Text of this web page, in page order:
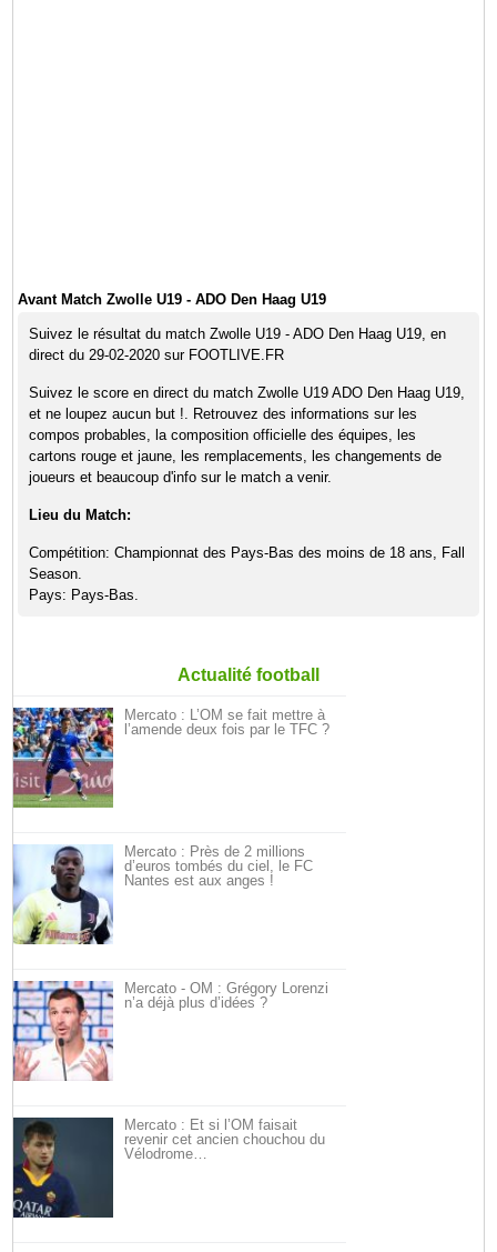
Avant Match Zwolle U19 - ADO Den Haag U19
Suivez le résultat du match Zwolle U19 - ADO Den Haag U19, en
direct du 29-02-2020 sur FOOTLIVE.FR
Suivez le score en direct du match Zwolle U19 ADO Den Haag U19,
et ne loupez aucun but !. Retrouvez des informations sur les
compos probables, la composition officielle des équipes, les
cartons rouge et jaune, les remplacements, les changements de
joueurs et beaucoup d'info sur le match a venir.
Lieu du Match:
Compétition: Championnat des Pays-Bas des moins de 18 ans, Fall
Season.
Pays: Pays-Bas.
Actualité football
Mercato : L’OM se fait mettre à
l’amende deux fois par le TFC ?
Mercato : Près de 2 millions
d’euros tombés du ciel, le FC
Nantes est aux anges !
Mercato - OM : Grégory Lorenzi
n’a déjà plus d’idées ?
Mercato : Et si l’OM faisait
revenir cet ancien chouchou du
Vélodrome…